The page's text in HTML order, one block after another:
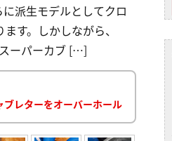
派生モデルとしてクロ
す。しかしながら、
ーパーカブ […]
レターをオーバーホール